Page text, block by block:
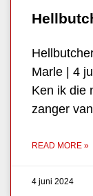
Marle | 4
Ken ik die
zanger
READ MORE »
4 juni 2024